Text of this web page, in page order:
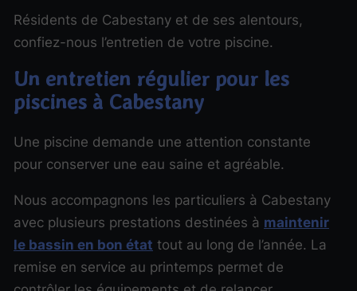
Résidents de Cabestany et de ses alentours,
confiez-nous l’entretien de votre piscine.
Un entretien régulier pour les
piscines à Cabestany
Une piscine demande une attention constante
pour conserver une eau saine et agréable.
Nous accompagnons les particuliers à Cabestany
avec plusieurs prestations destinées à maintenir
le bassin en bon état tout au long de l’année. La
remise en service au printemps permet de